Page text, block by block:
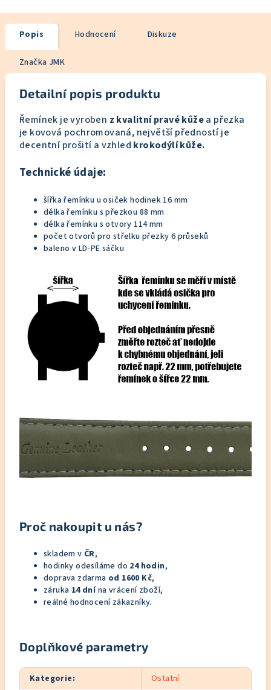
Popis Hodnocení Diskuze
Značka JMK
Detailní popis produktu
Řemínek je vyroben z kvalitní pravé kůžea přezka
je kovová pochromovaná, největší předností je
decentní prošití a vzhled krokodýlí kůže.
Technické údaje:
šířka řemínku u osiček hodinek 16 mm
délka řemínku s přezkou 88 mm
délka řemínku s otvory 114 mm
počet otvorů pro střelku přezky 6 průseků
baleno v LD-PE sáčku
Proč nakoupit u nás?
skladem v ČR,
hodinky odesíláme do 24 hodin,
doprava zdarma od 1600 Kč,
záruka 14 dnína vrácení zboží,
reálné hodnocení zákazníky.
Doplňkové parametry
Kategorie: Ostatní